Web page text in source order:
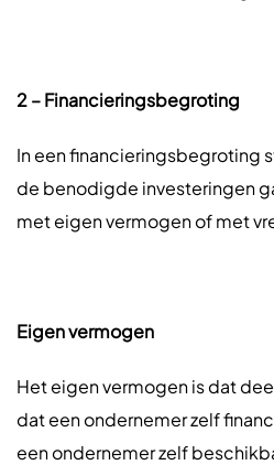
2 – Financieringsbegroting
In een financieringsbegroting
de benodigde investeringen
met eigen vermogen of met
Eigen vermogen
Het eigen vermogen is dat
dat een ondernemer zelf
een ondernemer zelf